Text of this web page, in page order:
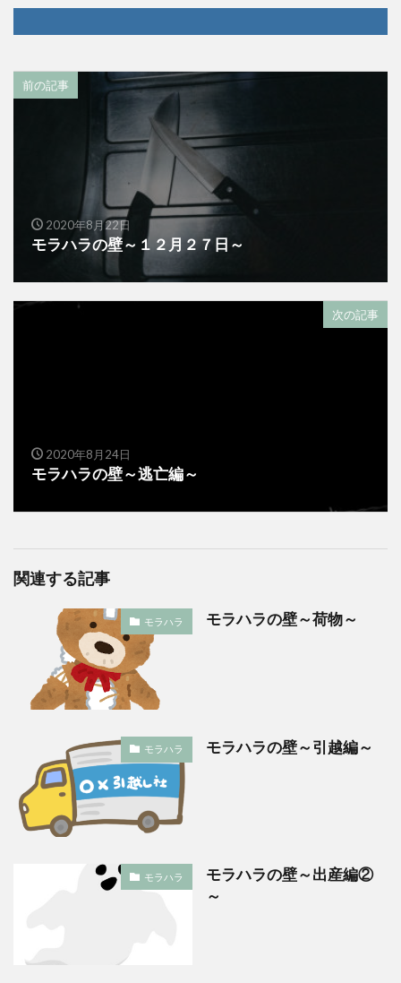
前の記事
2020年8月22日
モラハラの壁～１２月２７日～
次の記事
2020年8月24日
モラハラの壁～逃亡編～
関連する記事
モラハラ モラハラの壁～荷物～
モラハラ モラハラの壁～引越編～
モラハラ
モラハラの壁～出産編②
～